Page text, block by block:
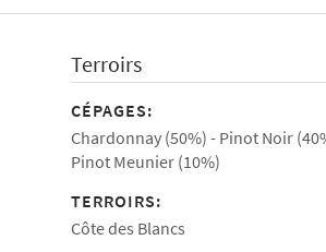
Terroirs
CÉPAGES:
Chardonnay (50%)
Pinot Noir
Pinot Meunier (10%)
TERROIRS:
Côte des Blancs